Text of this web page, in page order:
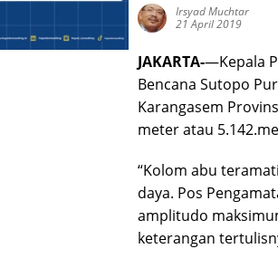
Irsyad Muchtar
21 April 2019
JAKARTA-—Kepala
Bencana Sutopo
Karangasem
meter atau
“Kolom abu
daya. Pos
amplitudo
keterangan